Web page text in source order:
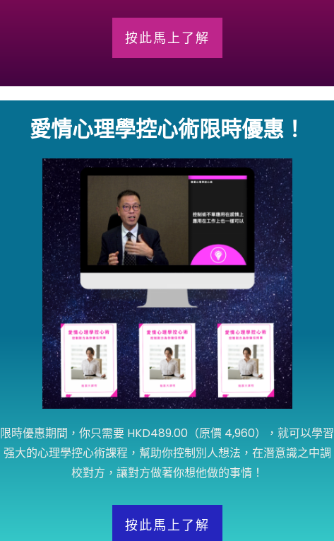
按此馬上了解
愛情心理學控心術限時優惠！
限時優惠期間，你只需要 HKD489.00（原價 4,960），就可以學習
强大的心理學控心術課程，幫助你控制別人想法，在潛意識之中調
校對方，讓對方做著你想他做的事情！
按此馬上了解